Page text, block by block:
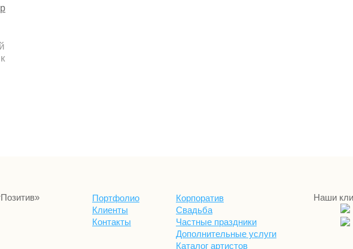
Портфолио
Клиенты
Контакты
Корпоратив
Свадьба
Частные праздники
Дополнительные услуги
Каталог артистов
Наши